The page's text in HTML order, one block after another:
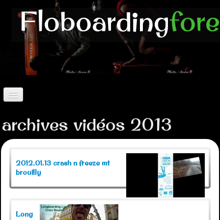
Floboarding
longboard▼
Autres Boards
archives vidéos 2013
2012.01.13 crash n freeze mt
brouilly
Long